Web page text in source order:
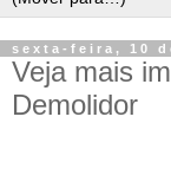
sexta-feira, 10
Veja mais
Demolidor